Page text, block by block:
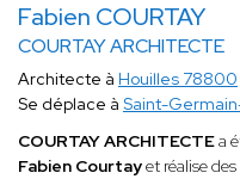
Fabien COURTAY
COURTAY ARCHITECTE
Architecte à Houilles 78800
Se déplace à Saint-
COURTAY ARCHITECTEa
Fabien Courtayet réalise